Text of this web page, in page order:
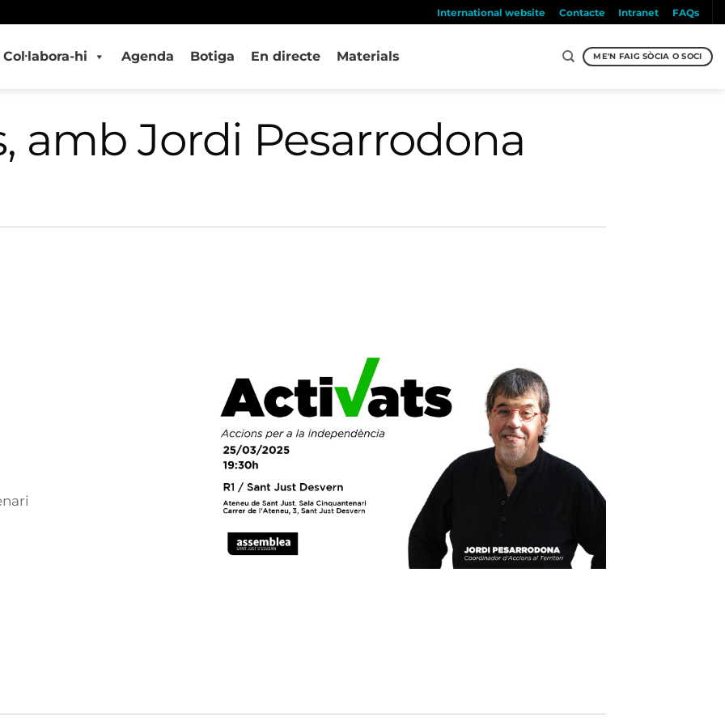
International website Contacte Intranet FAQs
Col·labora-hi Agenda Botiga En directe Materials ME'N FAIG SÒCIA O SOCI
amb Jordi Pesarrodona